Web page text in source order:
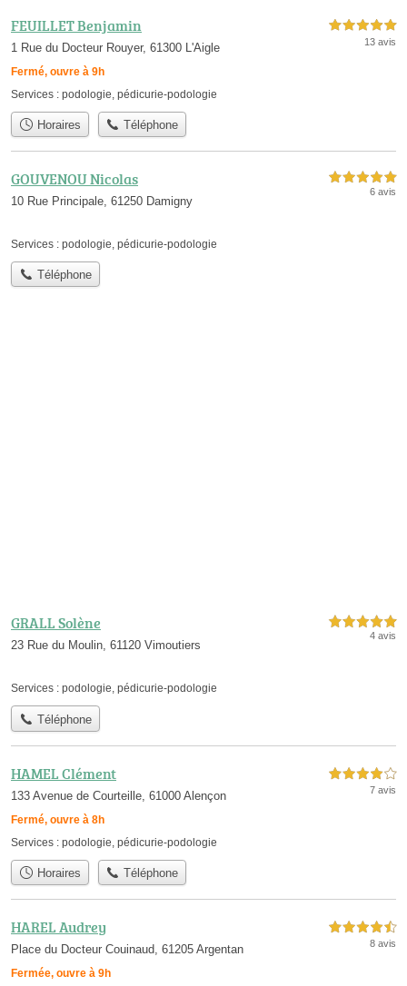
FEUILLET Benjamin
1 Rue du Docteur Rouyer, 61300 L'Aigle
Fermé, ouvre à 9h
5,0 étoiles sur 5
13 avis
Services : podologie pédicurie-podologie
Horaires Téléphone
GOUVENOU Nicolas
10 Rue Principale, 61250 Damigny
5,0 étoiles sur 5
6 avis
Services : podologie, pédicurie-podologie
Téléphone
GRALL Solène
23 Rue du Moulin, 61120 Vimoutiers
5,0 étoiles sur 5
4 avis
Services : podologie, pédicurie-podologie
Téléphone
HAMEL Clément
133 Avenue de Courteille, 61000 Alençon
Fermé, ouvre à 8h
4,0 étoiles sur 5
7 avis
Services : podologie pédicurie-podologie
Horaires Téléphone
HAREL Audrey
Place du Docteur Couinaud, 61205 Argentan
Fermée, ouvre à 9h
4,5 étoiles sur 5
8 avis